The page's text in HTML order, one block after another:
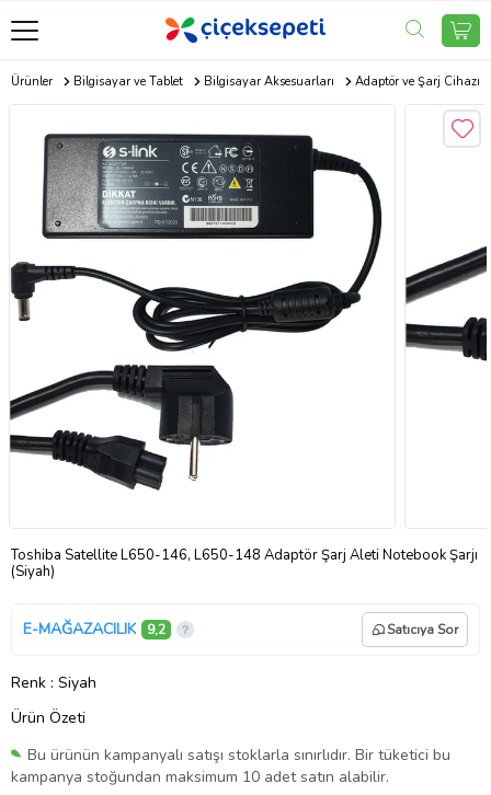
Ürünler Bilgisayar ve Tablet Bilgisayar Aksesuarları Adaptör ve Şarj Cihazı
Toshiba Satellite L650-146, L650-148 Adaptör Şarj Aleti Notebook Şarjı
(Siyah)
E-MAĞAZACILIK 9,2 Satıcıya Sor
Renk : Siyah
Ürün Özeti
Bu ürünün kampanyalı satışı stoklarla sınırlıdır. Bir tüketici bu
kampanya stoğundan maksimum 10 adet satın alabilir.